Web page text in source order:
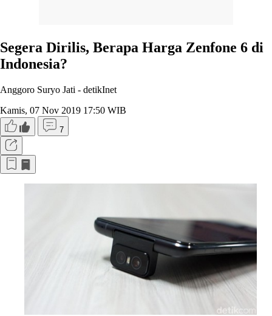
Segera Dirilis, Berapa Harga Zenfone 6 di
Indonesia?
Anggoro Suryo Jati - detikInet
Kamis, 07 Nov 2019 17:50 WIB
7